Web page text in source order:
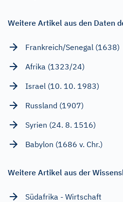
Weitere Artikel aus den Daten
Frankreich/Senegal (1638)
Afrika (1323/24)
Israel (10. 10. 1983)
Russland (1907)
Syrien (24. 8. 1516)
Babylon (1686 v. Chr.)
Weitere Artikel aus der
Südafrika - Wirtschaft